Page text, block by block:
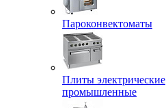
Пароконвектоматы
Плиты электрические
промышленные